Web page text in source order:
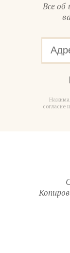
Все об
согласие